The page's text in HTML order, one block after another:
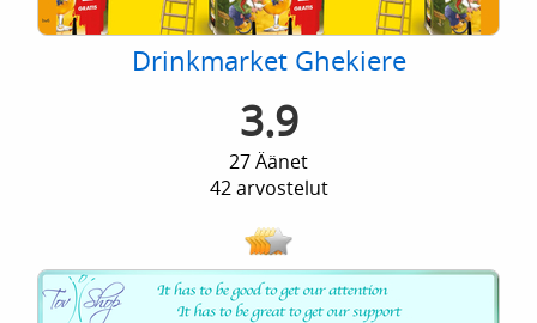
Drinkmarket Ghekiere
3.9
27 Äänet
42 arvostelut